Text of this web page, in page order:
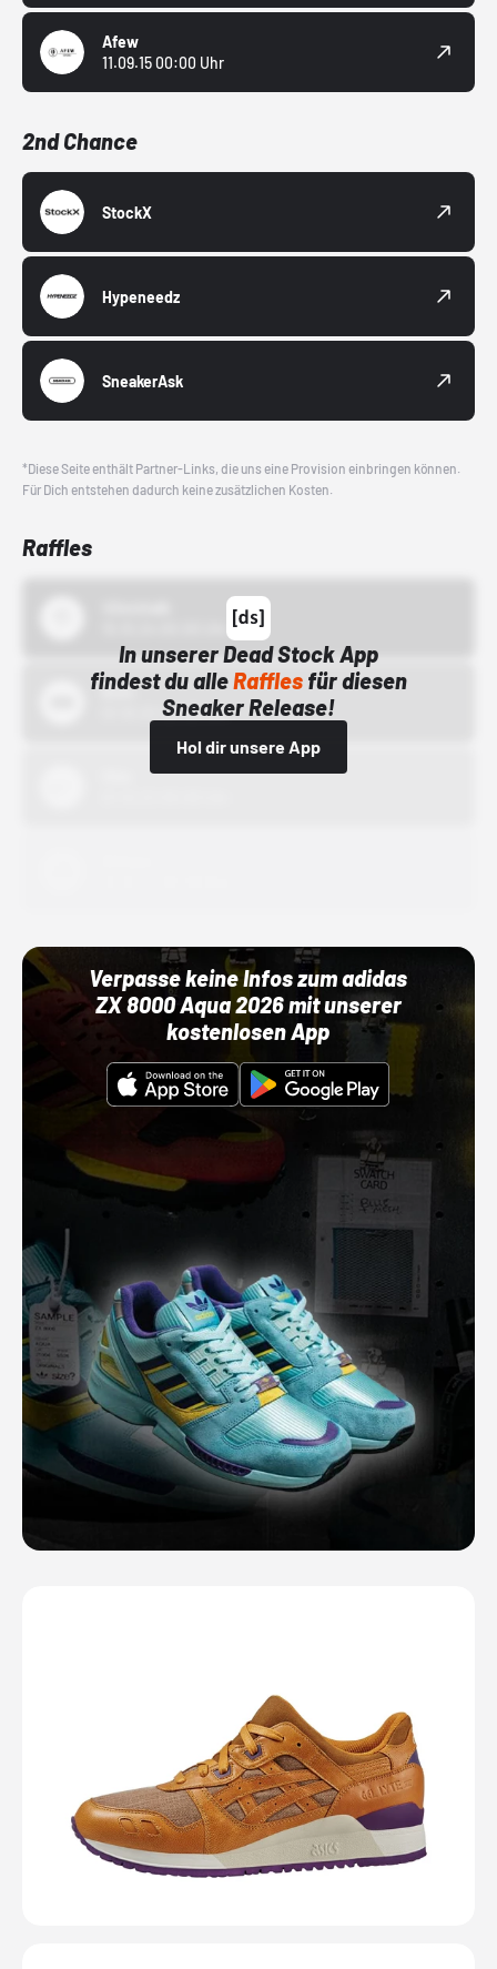
Afew
11.09.15 00:00 Uhr
2nd Chance
StockX
Hypeneedz
SneakerAsk
*Diese Seite enthält Partner-Links, die uns eine Provision einbringen können.
Für Dich entstehen dadurch keine zusätzlichen Kosten.
Raffles
In unserer Dead Stock App
findest du alleRafflesfür diesen
Sneaker Release!
Hol dir unsere App
Bstn
01.10.22 00:00 Uhr
Verpasse keine Infos zum adidas
ZX 8000 Aqua 2026 mit unserer
kostenlosen App